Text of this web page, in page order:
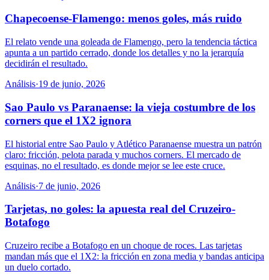
Chapecoense-Flamengo: menos goles, más ruido
El relato vende una goleada de Flamengo, pero la tendencia táctica
apunta a un partido cerrado, donde los detalles y no la jerarquía
decidirán el resultado.
Análisis·19 de junio, 2026
Sao Paulo vs Paranaense: la vieja costumbre de los
corners que el 1X2 ignora
El historial entre Sao Paulo y Atlético Paranaense muestra un patrón
claro: fricción, pelota parada y muchos corners. El mercado de
esquinas, no el resultado, es donde mejor se lee este cruce.
Análisis·7 de junio, 2026
Tarjetas, no goles: la apuesta real del Cruzeiro-
Botafogo
Cruzeiro recibe a Botafogo en un choque de roces. Las tarjetas
mandan más que el 1X2: la fricción en zona media y bandas anticipa
un duelo cortado.